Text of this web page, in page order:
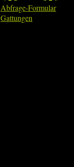
Abfrage-Formular
Gattungen